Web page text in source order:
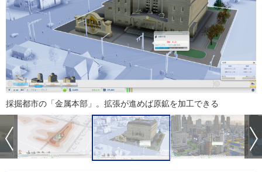
採掘都市の「金属本部」。拡張が進めば原鉱を加工できる